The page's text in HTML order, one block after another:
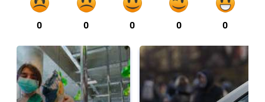
0 0 0 0 0